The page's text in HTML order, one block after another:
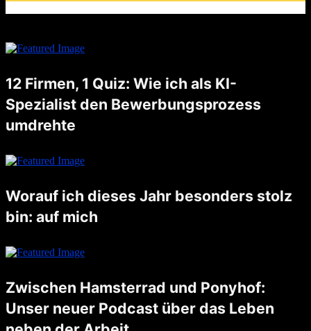
12 Firmen, 1 Quiz: Wie ich als KI-
Spezialist den Bewerbungsprozess
umdrehte
Noch nicht lange her, da schrieb ich einen Blogpost, worauf ich besonders stolz bin. Unter anderem schrieb ich auch darüber, dass ich letzten August eine Stelle als AI Artist angetreten habe. Nun, die Zeiten …
Worauf ich dieses Jahr besonders stolz
bin: auf mich
Dieses Jahr habe ich gelernt, für meine Bedürfnisse einzustehen und schwierige Entscheidungen zu treffen. Ich bin stolz darauf, dass ich eine faire Lösung in meiner Trennung gefunden habe, die mir Klarheit und einen neuen …
Zwischen Hamsterrad und Ponyhof:
Unser neuer Podcast über das Leben